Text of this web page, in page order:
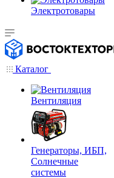
Электротовары
Каталог
Вентиляция
Генераторы, ИБП,
Солнечные
системы